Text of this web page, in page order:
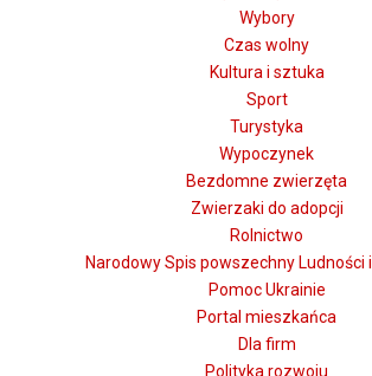
Wybory
Czas wolny
Kultura i sztuka
Sport
Turystyka
Wypoczynek
Bezdomne zwierzęta
Zwierzaki do adopcji
Rolnictwo
Narodowy Spis powszechny Ludności
Pomoc Ukrainie
Portal mieszkańca
Dla firm
Polityka rozwoju